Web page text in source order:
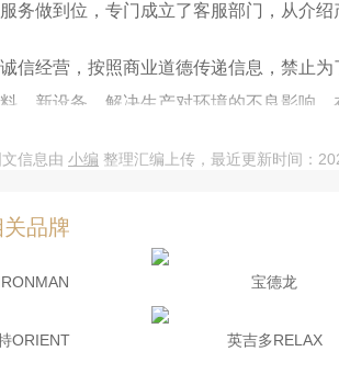
务做到位，专门成立了客服部门，从介
信经营，按照商业道德传递信息，禁止
、新设备，解决生产对环境的不良影响
司产品质量过硬，售后服务做得好，具
不但销往国内三十多个省市自治区，许
内瑞拉、韩国、伊朗、巴基斯坦、土耳其
献。
信息由 小编 整理汇编上传，最近更新时间：
品牌
宝德龙
ORIENT 英吉多RELAX